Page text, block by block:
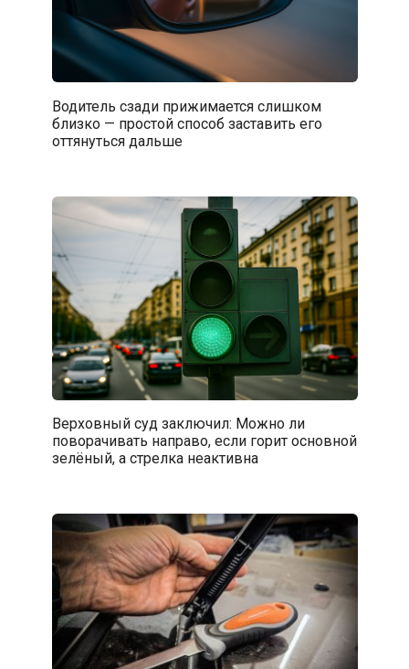
Водитель сзади прижимается слишком
близко — простой способ заставить его
оттянуться дальше
Верховный суд заключил: Можно ли
поворачивать направо, если горит основной
зелёный, а стрелка неактивна